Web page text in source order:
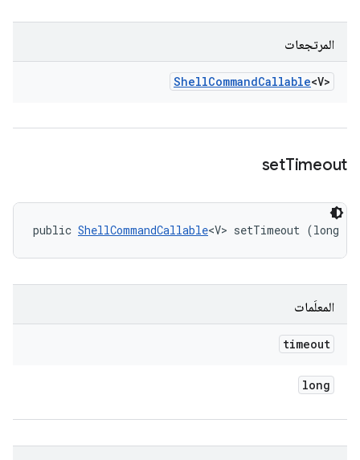
المرتجعات
ShellCommandCallable<V>
setTimeout
public ShellCommandCallable<V> setTimeout (long
المعلَمات
timeout
long